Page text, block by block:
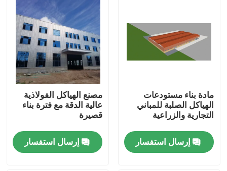
أشرطة فيديو
جولة في المعمل
رقابة جودة
مادة بناء مستودعات
الهياكل الصلبة للمباني
التجارية والزراعية
إرسال استفسار
مصنع الهياكل الفولاذية
عالية الدقة مع فترة بناء
قصيرة
إرسال استفسار